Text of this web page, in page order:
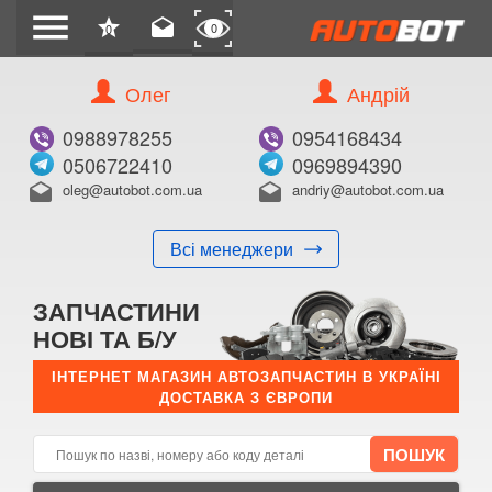
menu star
0 drafts 0
Олег
0988978255
0506722410
drafts oleg@autobot.com.ua
Всі менеджери
Андрій
0954168434
0969894390
drafts andriy@autobot.com.ua
ЗАПЧАСТИНИ
НОВІ ТА Б/У
ІНТЕРНЕТ МАГАЗИН АВТОЗАПЧАСТИН В УКРАЇНІ
ДОСТАВКА З ЄВРОПИ
КУПИТИ
Оригінальний номер:
Примітка:
E-mail:
Телефон: